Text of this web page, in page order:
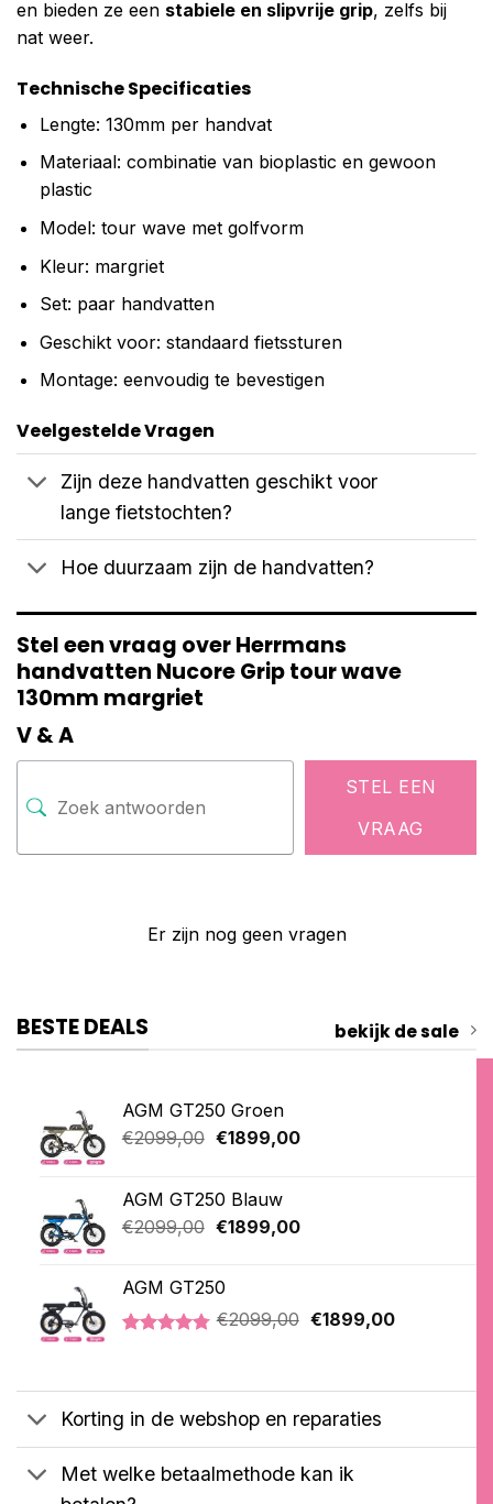
en bieden ze een stabiele en slipvrije grip, zelfs bij
nat weer.
Technische Specificaties
Lengte: 130mm per handvat
Materiaal: combinatie van bioplastic en gewoon
plastic
Model: tour wave met golfvorm
Kleur: margriet
Set: paar handvatten
Geschikt voor: standaard fietssturen
Montage: eenvoudig te bevestigen
Veelgestelde Vragen
Zijn deze handvatten geschikt voor
lange fietstochten?
Hoe duurzaam zijn de handvatten?
Stel een vraag over Herrmans
handvatten Nucore Grip tour wave
130mm margriet
V & A
STEL EEN
VRAAG
Er zijn nog geen vragen
BESTE DEALS bekijk de sale
AGM GT250 Groen
€2099,00 Oorspronkelijke
€2099,00.
€1899,00Huidige
AGM GT250 Blauw
€2099,00 Oorspronkelijke
€2099,00.
€1899,00Huidige
AGM GT250
klantbeoordelingen
€2099,00 Oorspronkelijke
€1899,00Huidige
Korting in de webshop en reparaties
Met welke betaalmethode kan ik